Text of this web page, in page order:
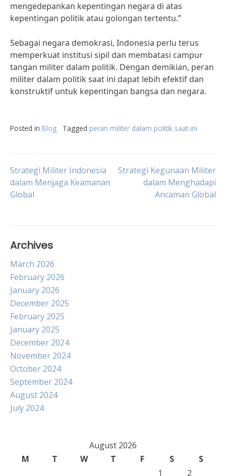
mengedepankan kepentingan negara di atas
kepentingan politik atau golongan tertentu.”
Sebagai negara demokrasi, Indonesia perlu terus
memperkuat institusi sipil dan membatasi campur
tangan militer dalam politik. Dengan demikian, peran
militer dalam politik saat ini dapat lebih efektif dan
konstruktif untuk kepentingan bangsa dan negara.
Posted in Blog Tagged peran militer dalam politik saat ini
Post
navigation
Strategi Militer Indonesia
dalam Menjaga Keamanan
Global
Strategi Kegunaan Militer
dalam Menghadapi
Ancaman Global
Archives
March 2026
February 2026
January 2026
December 2025
February 2025
January 2025
December 2024
November 2024
October 2024
September 2024
August 2024
July 2024
August 2026
M
T W T F S
S
1
2